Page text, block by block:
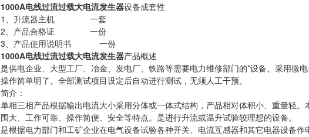
1000A电线过流过载大电流发生器设备成套性
1、升流器主机 一套
2、产品合格证 一份
3、产品使用说明书 一份
1000A电线过流过载大电流发生器产品概述
是供电企业、大型工厂、冶金、发电厂、铁路等需要电力维修部门的*设备。采用微
操作简单明了。全部测试项目设定后自动进行测试，无须人工干预。
简介：
单相三相产品根据输出电流大小采用分体或一体式结构，产品相对体积小、重量轻
围大、工作可靠、操作简便、安全等特点。是进行升流或温升试验较理想的设备。
是根据电力部门和工矿企业在电气设备试验各种开关、电流互感器和其它电器设备作